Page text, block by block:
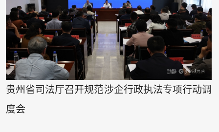
贵州省司法厅召开规范涉企行政执法专项行动调
度会